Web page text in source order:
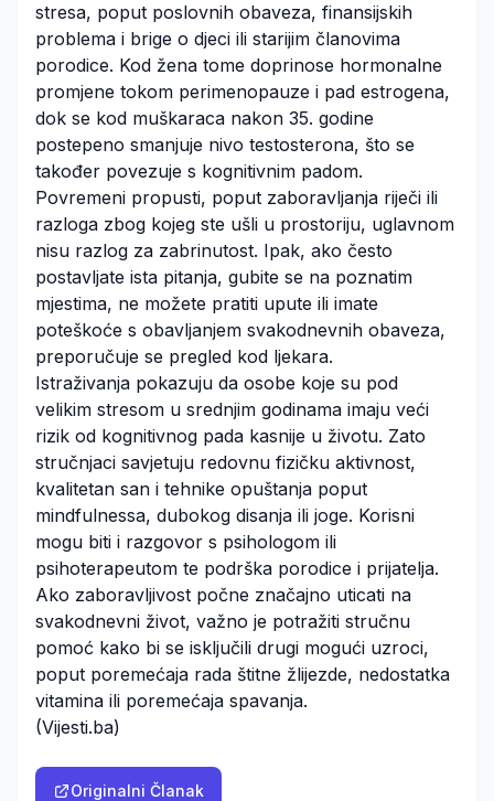
stresa, poput poslovnih obaveza, finansijskih
problema i brige o djeci ili starijim članovima
porodice. Kod žena tome doprinose hormonalne
promjene tokom perimenopauze i pad estrogena,
dok se kod muškaraca nakon 35. godine
postepeno smanjuje nivo testosterona, što se
također povezuje s kognitivnim padom.
Povremeni propusti, poput zaboravljanja riječi ili
razloga zbog kojeg ste ušli u prostoriju, uglavnom
nisu razlog za zabrinutost. Ipak, ako često
postavljate ista pitanja, gubite se na poznatim
mjestima, ne možete pratiti upute ili imate
poteškoće s obavljanjem svakodnevnih obaveza,
preporučuje se pregled kod ljekara.
Istraživanja pokazuju da osobe koje su pod
velikim stresom u srednjim godinama imaju veći
rizik od kognitivnog pada kasnije u životu. Zato
stručnjaci savjetuju redovnu fizičku aktivnost,
kvalitetan san i tehnike opuštanja poput
mindfulnessa, dubokog disanja ili joge. Korisni
mogu biti i razgovor s psihologom ili
psihoterapeutom te podrška porodice i prijatelja.
Ako zaboravljivost počne značajno uticati na
svakodnevni život, važno je potražiti stručnu
pomoć kako bi se isključili drugi mogući uzroci,
poput poremećaja rada štitne žlijezde, nedostatka
vitamina ili poremećaja spavanja.
(Vijesti.ba)
Originalni Članak